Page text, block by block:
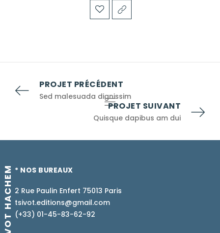
PROJET PRÉCÉDENT
Sed malesuada dignissim
PROJET SUIVANT
Quisque dapibus am dui
TSIVOT HACHEM * NOS BUREAUX
2 Rue Paulin Enfert 75013 Paris
tsivot.editions@gmail.com
(+33) 01-45-83-62-92